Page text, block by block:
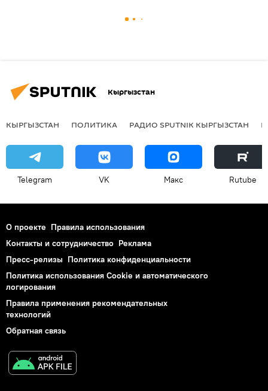
Кыргызстан
КЫРГЫЗСТАН ПОЛИТИКА РАДИО SPUTNIK КЫРГЫЗСТАН
Telegram VK Макс Rutube
О проекте Правила использования
Контакты и сотрудничество Реклама
Пресс-релизы Политика конфиденциальности
Политика использования Cookie и автоматического
логирования
Правила применения рекомендательных
технологий
Обратная связь